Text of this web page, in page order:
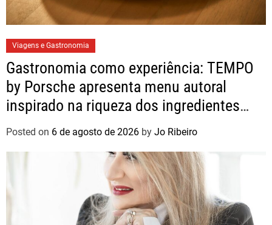
Viagens e Gastronomia
Gastronomia como experiência: TEMPO
by Porsche apresenta menu autoral
inspirado na riqueza dos ingredientes
brasileiros
Posted on 6 de agosto de 2026 by Jo Ribeiro